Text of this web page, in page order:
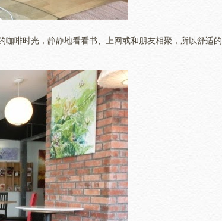
啡时光，静静地看看书、上网或和朋友相聚，所以舒适的